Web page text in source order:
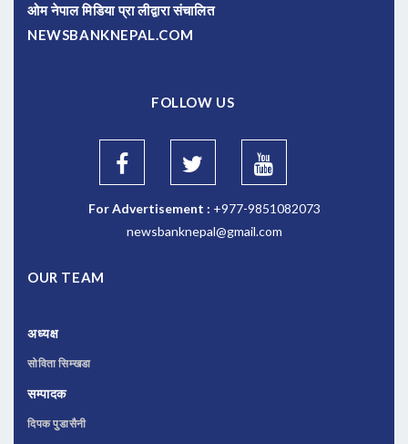
ओम नेपाल मिडिया प्रा लीद्वारा संचालित
NEWSBANKNEPAL.COM
FOLLOW US
For Advertisement : +977-9851082073
newsbanknepal@gmail.com
OUR TEAM
अध्यक्ष
सोविता सिम्खडा
सम्पादक
दिपक पुडासैनी